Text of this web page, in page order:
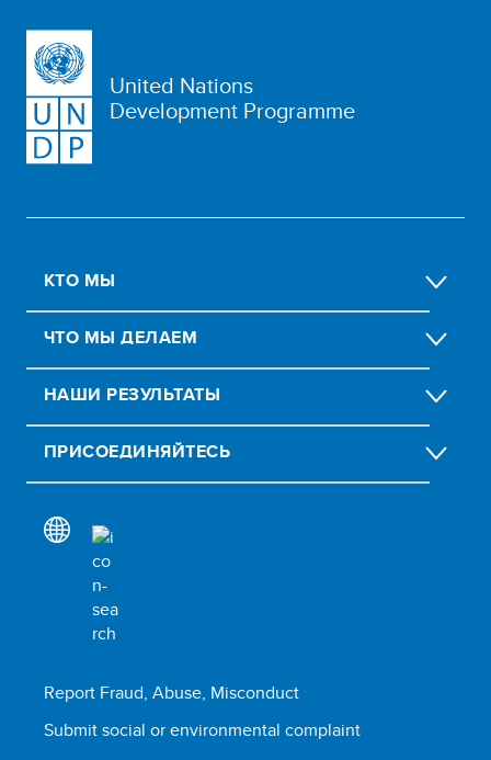
United Nations
Development Programme
КТО МЫ
ЧТО МЫ ДЕЛАЕМ
НАШИ РЕЗУЛЬТАТЫ
ПРИСОЕДИНЯЙТЕСЬ
Report Fraud, Abuse, Misconduct
Submit social or environmental complaint